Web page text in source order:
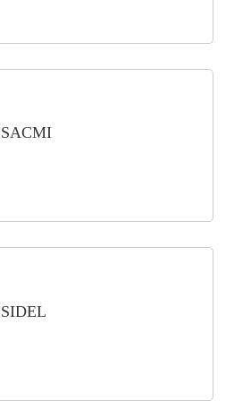
SACMI
SIDEL